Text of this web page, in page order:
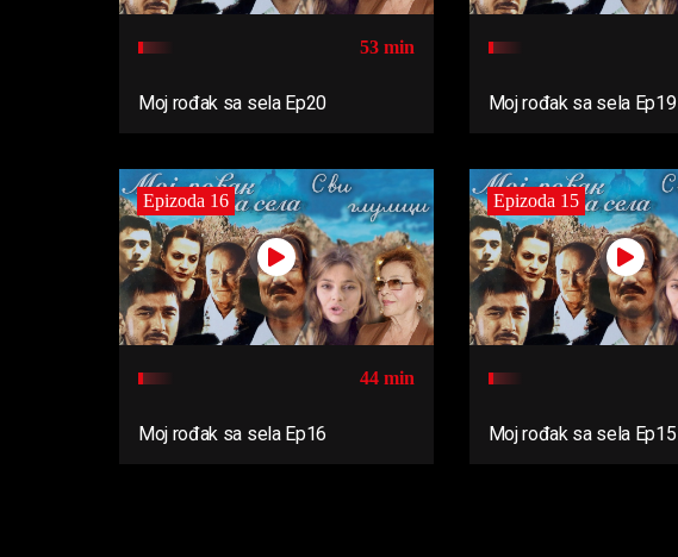
53 min
Moj rođak sa sela Ep20 Moj rođak sa sela Ep19
Epizoda 16
44 min
Moj rođak sa sela Ep16
Epizoda 15
Moj rođak sa sela Ep15